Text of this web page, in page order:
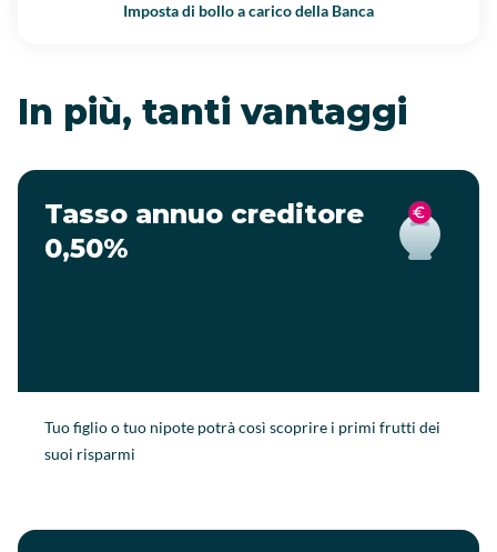
Imposta di bollo a carico della Banca
In più, tanti vantaggi
Tasso annuo creditore
0,50%
Tuo figlio o tuo nipote potrà così scoprire i primi frutti dei
suoi risparmi